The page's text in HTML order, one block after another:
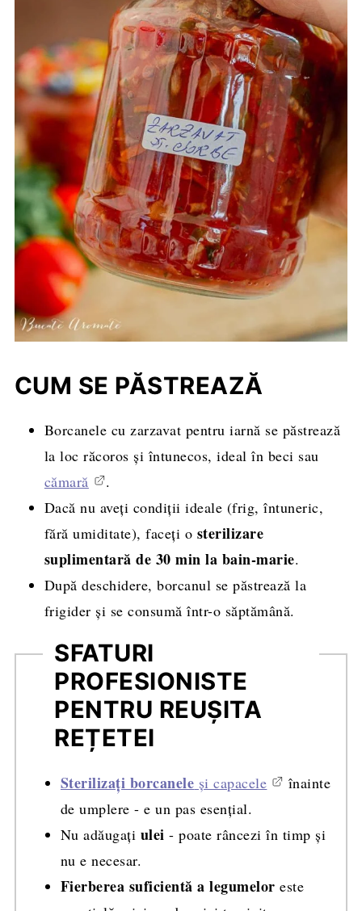
CUM SE PĂSTREAZĂ
Borcanele cu zarzavat pentru iarnă se păstrează
la loc răcoros și întunecos, ideal în beci sau
cămară
.
Dacă nu aveți condiții ideale (frig, întuneric,
fără umiditate), faceți o sterilizare
suplimentară de 30 min la bain-marie.
După deschidere, borcanul se păstrează la
frigider și se consumă într-o săptămână.
SFATURI
PROFESIONISTE
PENTRU REUȘITA
REȚETEI
Sterilizați borcanele și capacele
înainte
de umplere - e un pas esențial.
Nu adăugați ulei - poate râncezi în timp și
nu e necesar.
Fierberea suficientă a legumelor este